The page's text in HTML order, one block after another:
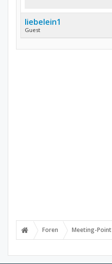
liebelein1
Guest
Foren Meeting-Point